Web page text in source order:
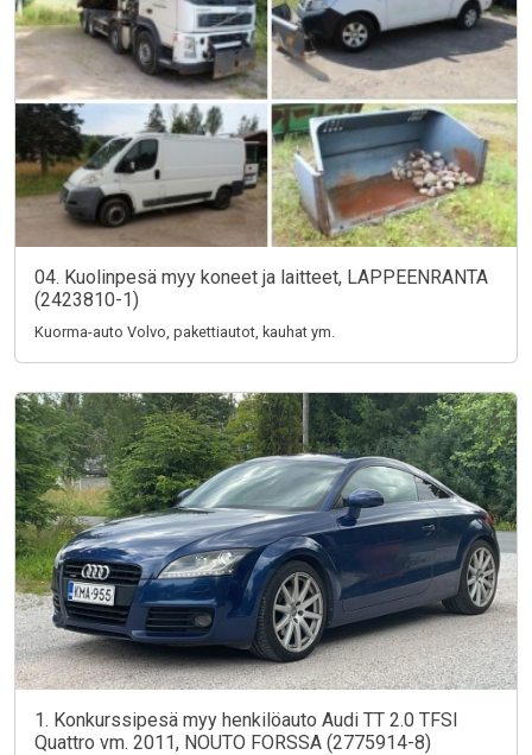
04. Kuolinpesä myy koneet ja laitteet, LAPPEENRANTA
(2423810-1)
Kuorma-auto Volvo, pakettiautot, kauhat ym.
1. Konkurssipesä myy henkilöauto Audi TT 2.0 TFSI
Quattro vm. 2011, NOUTO FORSSA (2775914-8)